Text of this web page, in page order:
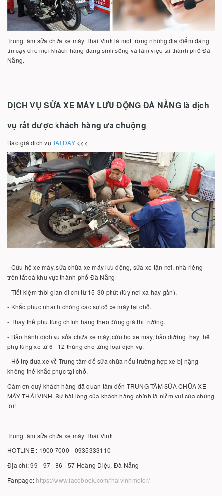
Trung tâm sửa chữa xe máy Thái Vinh là một trong những địa điểm đáng
tin cậy cho mọi khách hàng đang sinh sống và làm việc tại thành phố Đà
Nẵng.
DỊCH VỤ SỬA XE MÁY LƯU ĐỘNG ĐÀ NẴNG là dịch
vụ rất được khách hàng ưa chuộng
Báo giá dịch vụ TẠI ĐÂY<<<
- Cứu hộ xe máy, sửa chữa xe máy lưu động, sửa xe tận nơi, nhà riêng
trên tất cả khu vực thành phố Đà Nẵng
- Tiết kiệm thời gian đi chỉ từ 15-30 phút (tùy nơi xa hay gần).
- Khắc phục nhanh chóng các sự cố xe máy tại chỗ.
- Thay thế phụ tùng chính hãng theo đúng giá thị trường.
- Bảo hành dịch vụ sửa chữa xe máy, cứu hộ xe máy, bảo dưỡng thay thế
phụ tùng xe từ 6 - 12 tháng cho từng loại dịch vụ.
- Hỗ trợ đưa xe về Trung tâm để sửa chữa nếu trường hợp xe bị nặng
không thể khắc phục tại chỗ.
Cảm ơn quý khách hàng đã quan tâm đến TRUNG TÂM SỬA CHỮA XE
MÁY THÁI VINH. Sự hài lòng của khách hàng chính là niềm vui của chúng
tôi!
Trung tâm sửa chữa xe máy Thái Vinh
HOTLINE : 1900 7000 - 0935333110
Địa chỉ: 99 - 97 - 86 - 57 Hoàng Diệu, Đà Nẵng
Fanpage: https://www.facebook.com/thaivinhmotor/